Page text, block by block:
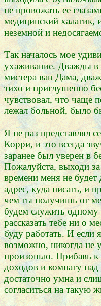
не провожать ее
медицинский халатик,
неземной и
Так началось мое
ухаживание. Дважды в
мистера ван Дама,
тихо и приглушенно
чувствовал, что чаще
лежал больной, было
Я не раз представлял
Корри, и это всегда
заранее был уверен в
Пожалуйста, выходи
времени меня не будет
адрес, куда писать, и
чем ты получишь от
будем служить одному
рассказать тебе ни о
буду работать. И если
возможно, никогда не
произошло. Прибавь к
доходов и комнату
достаточно умна и
согласиться на такую